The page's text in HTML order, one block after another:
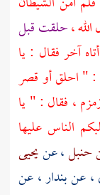
،حلقت قبل
آخر فقال : يا
" احلق أو قصر
، فقال : " يا
الناس عليها
حنبل، عنيحيى
، عنبندار، عن